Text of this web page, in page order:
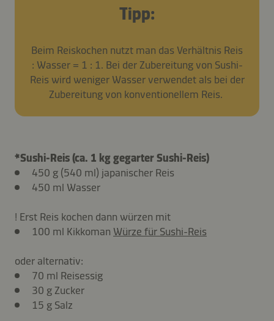
Tipp:
Beim Reiskochen nutzt man das Verhältnis Reis
: Wasser = 1 : 1. Bei der Zubereitung von Sushi-
Reis wird weniger Wasser verwendet als bei der
Zubereitung von konventionellem Reis.
*Sushi-Reis (ca. 1 kg gegarter Sushi-Reis)
450 g (540 ml) japanischer Reis
450 ml Wasser
! Erst Reis kochen dann würzen mit
100 ml Kikkoman Würze für Sushi-Reis
oder alternativ:
70 ml Reisessig
30 g Zucker
15 g Salz